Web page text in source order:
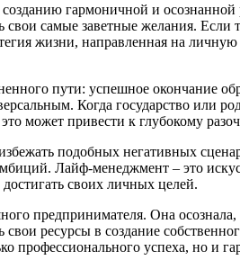
гармоничной и осознанной
самые заветные желания.
жизни, направленная на
пути: успешное окончание
Когда государство или
может привести к глубокому
подобных негативных
Лайф-менеджмент – это
своих личных целей.
предпринимателя. Она осознала,
ресурсы в создание
профессионального успеха, но и